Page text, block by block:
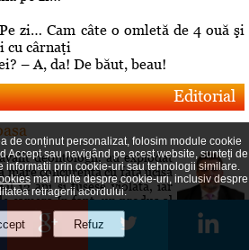
zi… Cam câte o omletă de 4 ouă şi
cu cârnaţi
– A, da! De băut, beau!
Editorial
deontologii, au explodat
mare concurenta cu fata ucisa
12 ani si fusese violata, iar
camera In fapt, un produs al
unor concetateni, domnul cu
intr-o siluire a...
de conținut personalizat, folosim module cookie
Accept sau navigând pe acest website, sunteți de
informații prin cookie-uri sau tehnologii similare.
mai multe despre cookie-uri, inclusiv despre
retragerii acordului.